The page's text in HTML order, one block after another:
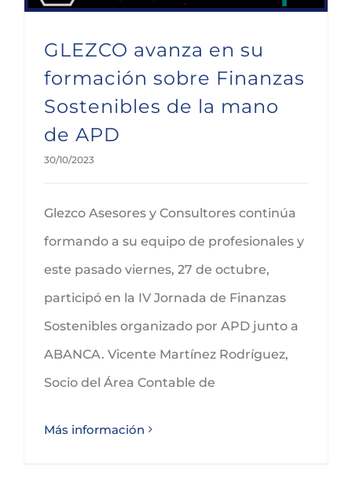
GLEZCO avanza en su
formación sobre Finanzas
Sostenibles de la mano
de APD
30/10/2023
Glezco Asesores y Consultores continúa
formando a su equipo de profesionales y
este pasado viernes, 27 de octubre,
participó en la IV Jornada de Finanzas
Sostenibles organizado por APD junto a
ABANCA. Vicente Martínez Rodríguez,
Socio del Área Contable de
Más información